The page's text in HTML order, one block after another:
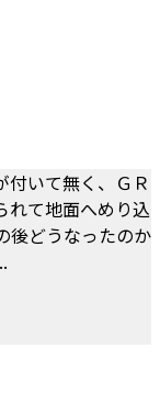
付いて無く、ＧＲ
れて地面へめり込
後どうなったのか